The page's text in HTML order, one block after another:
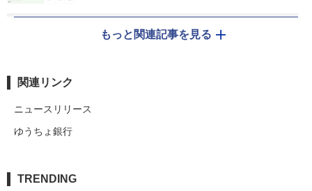
もっと関連記事を見る
関連リンク
ニュースリリース
ゆうちょ銀行
TRENDING